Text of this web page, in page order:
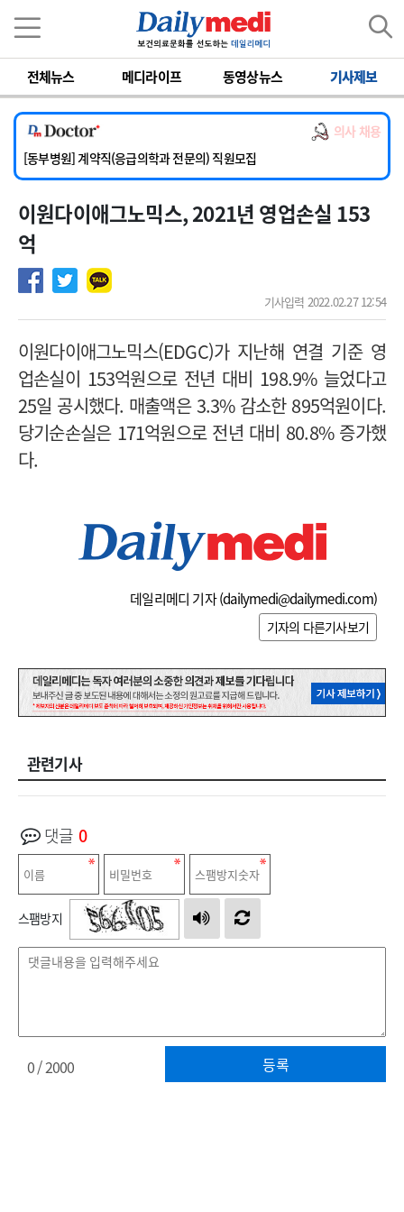
전체뉴스 메디라이프 동영상뉴스 기사제보
의사 채용
[서울아산병원] 2026년 하반기 인턴 모집
[영남대학교의료원] 마취통증의학과 임기제 임상의사 채용
[충남대학교병원] 소아청소년과(소아응급전담) 계약직 의사 공개채용
[동부병원] 계약직(응급의학과 전문의) 직원모집
[이대목동병원] 하반기 전공의(레지던트1년차) 모집
[서울아산병원] 2026년 하반기 인턴 모집
[영남대학교의료원] 마취통증의학과 임기제 임상의사 채용
이원다이애그노믹스, 2021년 영업손실 153
억
기사입력 2022.02.27 12:54
이원다이애그노믹스(EDGC)가 지난해 연결 기준 영
업손실이 153억원으로 전년 대비 198.9% 늘었다고
25일 공시했다. 매출액은 3.3% 감소한 895억원이다.
당기순손실은 171억원으로 전년 대비 80.8% 증가했
다.
데일리메디 기자 (dailymedi@dailymedi.com)
기자의 다른기사보기
관련기사
댓글 0
스팸방지
등록
0/ 2000